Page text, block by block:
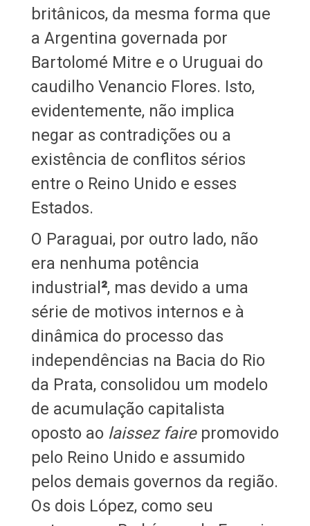
britânicos, da mesma forma que
a Argentina governada por
Bartolomé Mitre e o Uruguai do
caudilho Venancio Flores. Isto,
evidentemente, não implica
negar as contradições ou a
existência de conflitos sérios
entre o Reino Unido e esses
Estados.
O Paraguai, por outro lado, não
era nenhuma potência
industrial², mas devido a uma
série de motivos internos e à
dinâmica do processo das
independências na Bacia do Rio
da Prata, consolidou um modelo
de acumulação capitalista
oposto ao laissez fairepromovido
pelo Reino Unido e assumido
pelos demais governos da região.
Os dois López, como seu